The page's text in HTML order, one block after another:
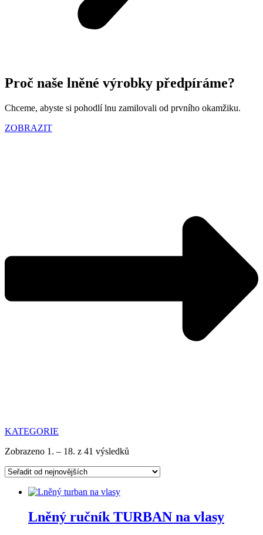
Proč naše lněné výrobky předpíráme?
Chceme, abyste si pohodlí lnu zamilovali od prvního okamžiku.
ZOBRAZIT
KATEGORIE
Zobrazeno 1. – 18. z 41 výsledků
nejnovějších
Lněný ručník TURBAN na vlasy